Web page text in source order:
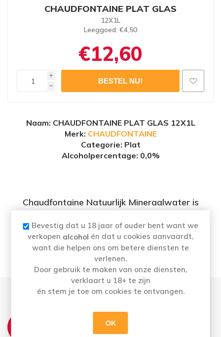
CHAUDFONTAINE PLAT GLAS
12X1L
Leeggoed: €4,50
€12,60
i
h
Naam: CHAUDFONTAINE PLAT GLAS 12X1L
Merk: CHAUDFONTAINE
Categorie: Plat
Alcoholpercentage: 0,0%
Chaudfontaine Natuurlijk Mineraalwater is
ontspringt aan de voet van de Ardennen en
wordt 60 jaar lang door de natuur gefiltered.
Aanbevolen voor babyvoeding.
Ma t.e.m. Vrij: Vóór 16u besteld = morgen in
Bevestig dat u 18 jaar of ouder bent want we
verkopen alcohol én dat u cookies aanvaardt,
want die helpen ons om betere diensten te
verlenen.
Door gebruik te maken van onze diensten,
verklaart u 18+ te zijn
én stem je toe om cookies te ontvangen.
OK